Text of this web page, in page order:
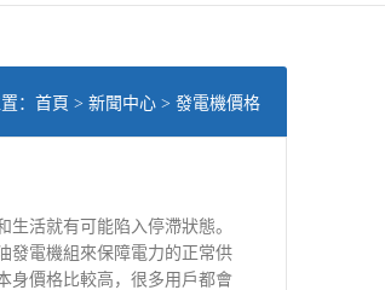
： 首頁 > 新聞中心> 發電機價格
活就有可能陷入停滯狀態。
發電機組來保障電力的正常供
身價格比較高，很多用戶都會